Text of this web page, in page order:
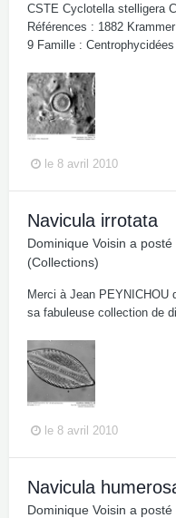
CSTE Cyclotella stelligera
Références : 1882
9 Famille :
le 8 avril 2010
Navicula irrotata
Dominique Voisin a posté
(Collections)
Merci à Jean PEYNICHOU
sa fabuleuse collection de
le 8 avril 2010
Navicula
Dominique Voisin a posté